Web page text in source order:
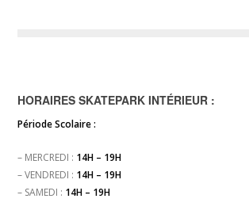
HORAIRES SKATEPARK INTÉRIEUR :
Période Scolaire :
– MERCREDI : 14H – 19H
– VENDREDI : 14H – 19H
– SAMEDI : 14H – 19H